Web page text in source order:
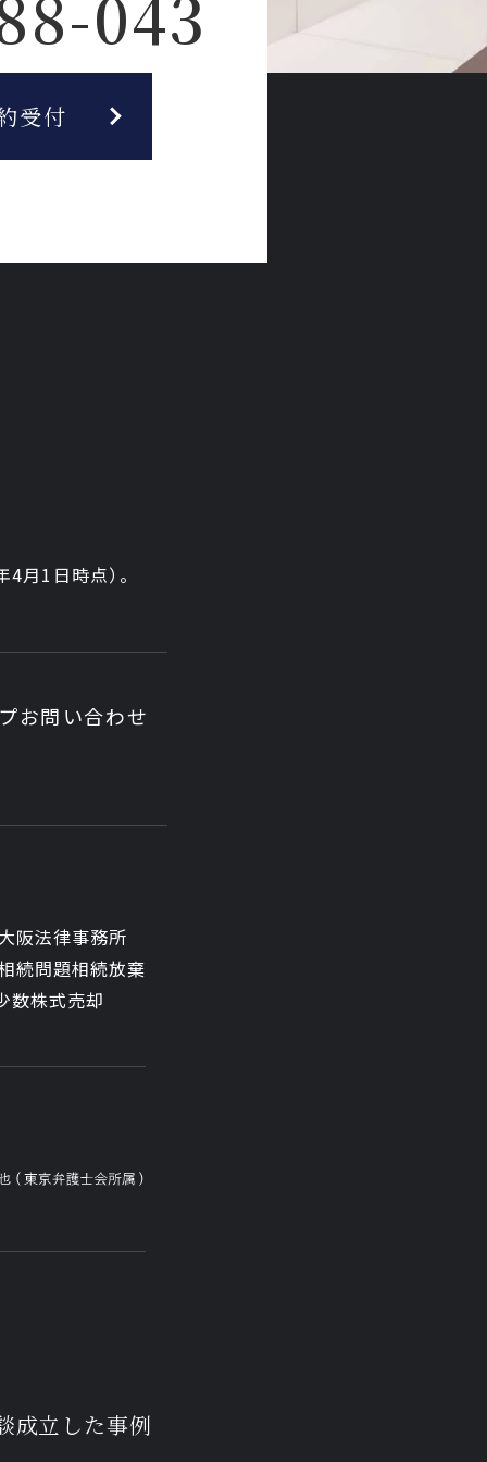
成立した事例
受付
月1日時点）。
お問い合わせ
阪法律事務所
続問題相続放棄
数株式売却